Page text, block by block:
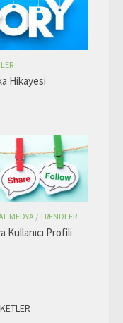
Hikayesi
MEDYA /TRENDLER
Kullanıcı Profili